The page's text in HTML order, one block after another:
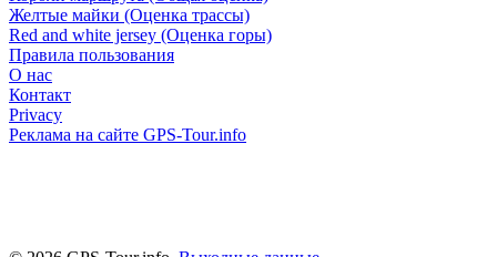
Желтые майки (Оценка трассы)
Red and white jersey (Оценка горы)
Правила пользования
О нас
Контакт
Privacy
Реклама на сайте GPS-Tour.info